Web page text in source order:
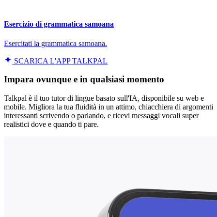
Esercizio di grammatica samoana
Esercitati la grammatica samoana.
SCARICA L'APP TALKPAL
Impara ovunque e in qualsiasi momento
Talkpal è il tuo tutor di lingue basato sull'IA, disponibile su web e
mobile. Migliora la tua fluidità in un attimo, chiacchiera di argomenti
interessanti scrivendo o parlando, e ricevi messaggi vocali super
realistici dove e quando ti pare.